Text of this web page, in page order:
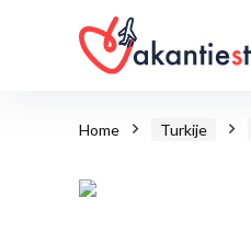
Home Turkije